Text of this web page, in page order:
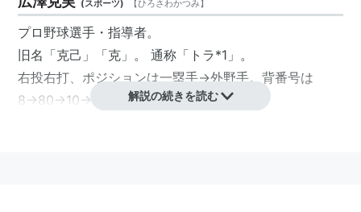
(スポーツ) 【ひろさわかつみ】
プロ野球選手・指導者。
旧名「克己」「克」。 通称「トラ*1 」。
右投右打、ポジションは一塁手→外野手。背番号は
8→80→10→31番。解説の続きを読む